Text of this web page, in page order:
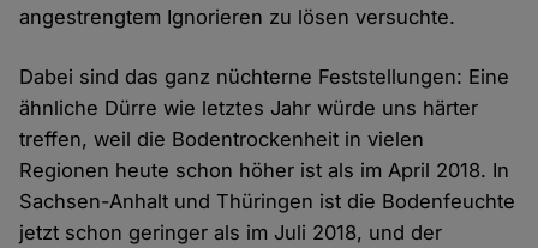
angestrengtem Ignorieren zu lösen versuchte.
Dabei sind das ganz nüchterne Feststellungen: Eine
ähnliche Dürre wie letztes Jahr würde uns härter
treffen, weil die Bodentrockenheit in vielen
Regionen heute schon höher ist als im April 2018. In
Sachsen-Anhalt und Thüringen ist die Bodenfeuchte
jetzt schon geringer als im Juli 2018, und der